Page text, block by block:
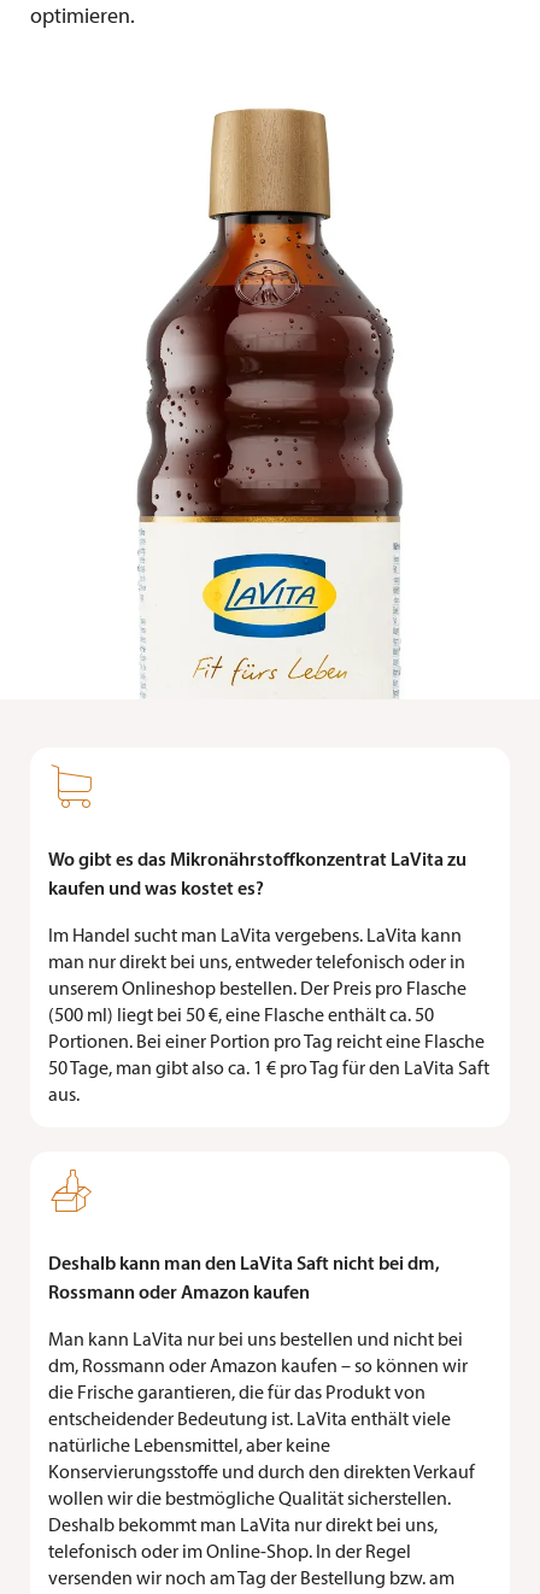
optimieren.

Wo gibt es das Mikronährstoff­konzentrat LaVita zu
kaufen und was kostet es?
Im Handel sucht man LaVita vergebens. LaVita kann
man nur direkt bei uns, entweder telefonisch oder in
unserem Onlineshop bestellen. Der Preis pro Flasche
(500 ml) liegt bei 50 €, eine Flasche enthält ca. 50
Portionen. Bei einer Portion pro Tag reicht eine Flasche
50 Tage, man gibt also ca. 1 € pro Tag für den LaVita Saft
aus.

Deshalb kann man den LaVita Saft nicht bei dm,
Rossmann oder Amazon kaufen
Man kann LaVita nur bei uns bestellen und nicht bei
dm, Rossmann oder Amazon kaufen – so können wir
die Frische garantieren, die für das Produkt von
entscheidender Bedeutung ist. LaVita enthält viele
natürliche Lebensmittel, aber keine
Konservierungsstoffe und durch den direkten Verkauf
wollen wir die bestmögliche Qualität sicherstellen.
Deshalb bekommt man LaVita nur direkt bei uns,
telefonisch oder im Online-Shop. In der Regel
versenden wir noch am Tag der Bestellung bzw. am